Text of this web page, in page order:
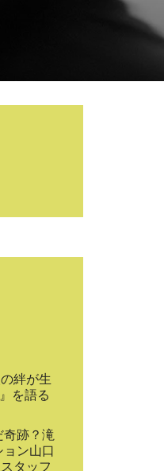
絆が生
を語る
奇跡？滝
ン山口
タッフ